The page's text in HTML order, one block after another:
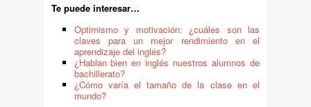
Te puede interesar…
Optimismo y motivación: ¿cuáles son las
claves para un mejor rendimiento en el
aprendizaje del inglés?
¿Hablan bien en inglés nuestros alumnos de
bachillerato?
¿Cómo varía el tamaño de la clase en el
mundo?